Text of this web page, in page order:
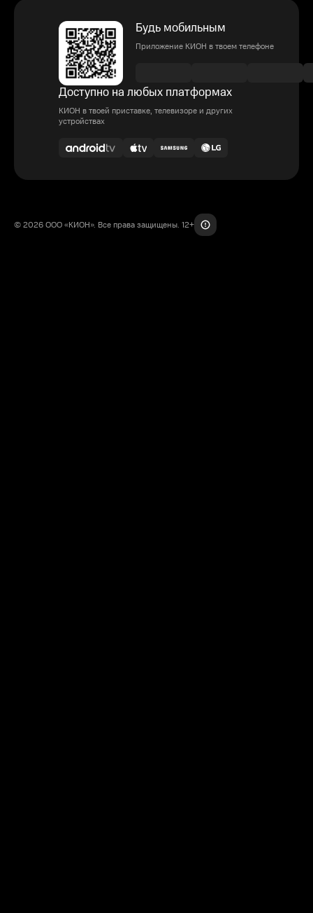
Будь мобильным
Приложение КИОН в твоем телефоне
Доступно на любых платформах
КИОН в твоей приставке, телевизоре и других
устройствах
© 2026 ООО «КИОН». Все права защищены. 12+